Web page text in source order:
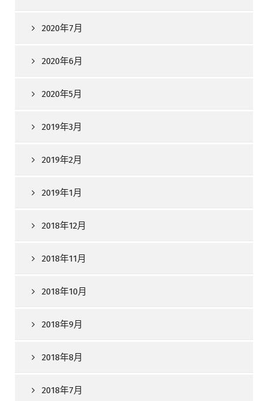
2020年7月
2020年6月
2020年5月
2019年3月
2019年2月
2019年1月
2018年12月
2018年11月
2018年10月
2018年9月
2018年8月
2018年7月